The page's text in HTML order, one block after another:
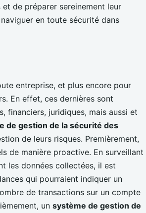
de préparer sereinement leur
en toute sécurité dans
entreprise, et plus encore pour
En effet, ces dernières sont
financiers, juridiques, mais aussi et
de gestion de la sécurité des
de leurs risques. Premièrement,
de manière proactive. En surveillant
les données collectées, il est
qui pourraient indiquer un
de transactions sur un compte
un système de gestion de